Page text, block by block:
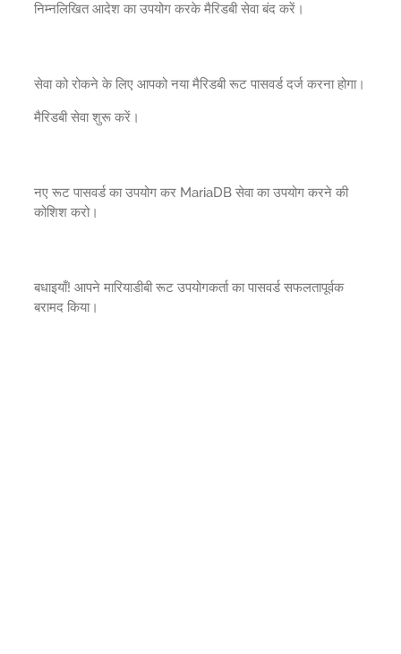
निम्नलिखित आदेश का उपयोग करके मैरिडबी सेवा बंद करें।
सेवा को रोकने के लिए आपको नया मैरिडबी रूट पासवर्ड दर्ज करना होगा।
मैरिडबी सेवा शुरू करें।
नए रूट पासवर्ड का उपयोग कर MariaDB सेवा का उपयोग करने की
कोशिश करो।
बधाइयाँ! आपने मारियाडीबी रूट उपयोगकर्ता का पासवर्ड सफलतापूर्वक
बरामद किया।